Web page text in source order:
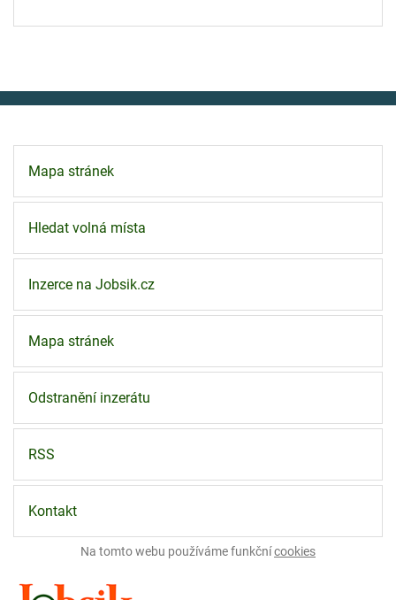
Mapa stránek
Hledat volná místa
Inzerce na Jobsik.cz
Mapa stránek
Odstranění inzerátu
RSS
Kontakt
Na tomto webu používáme funkčnícookies